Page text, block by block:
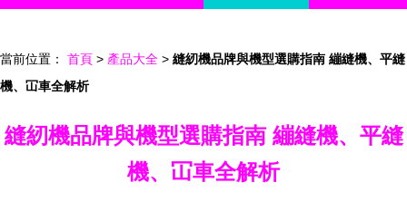
當前位置： 首頁 > 產品大全 > 縫紉機品牌與機型選購指南 繃縫機、平縫
機、冚車全解析
縫紉機品牌與機型選購指南 繃縫機、平縫
機、冚車全解析